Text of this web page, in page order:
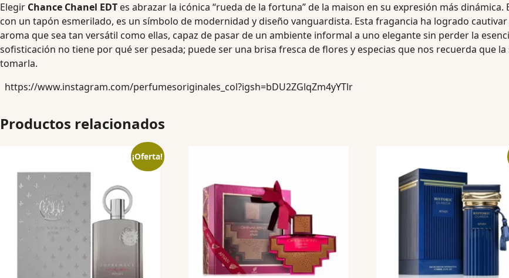
Elegir Chance Chanel EDT es abrazar la icónica “rueda de la fortuna” de la maison en su expresión más
con un tapón esmerilado, es un símbolo de modernidad y diseño vanguardista. Esta fragancia ha logrado
aroma que sea tan versátil como ellas, capaz de pasar de un ambiente informal a uno elegante sin perder la
sofisticación no tiene por qué ser pesada; puede ser una brisa fresca de flores y especias que nos recuerda que
tomarla.
https://www.instagram.com/perfumesoriginales_col?igsh=bDU2ZGlqZm4yYTlr
Productos relacionados
¡Oferta!